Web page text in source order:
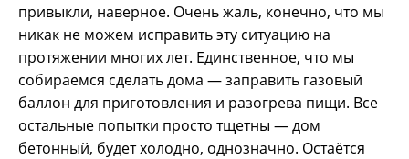
привыкли, наверное. Очень жаль, конечно, что мы
никак не можем исправить эту ситуацию на
протяжении многих лет. Единственное, что мы
собираемся сделать дома — заправить газовый
баллон для приготовления и разогрева пищи. Все
остальные попытки просто тщетны — дом
бетонный, будет холодно, однозначно. Остаётся